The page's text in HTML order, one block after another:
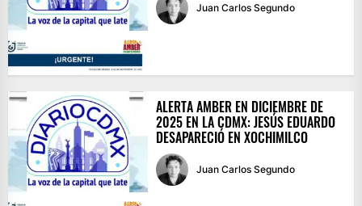
Juan Carlos Segundo
ALERTA AMBER EN DICIEMBRE DE
2025 EN LA CDMX: JESÚS EDUARDO
DESAPARECIÓ EN XOCHIMILCO
Juan Carlos Segundo